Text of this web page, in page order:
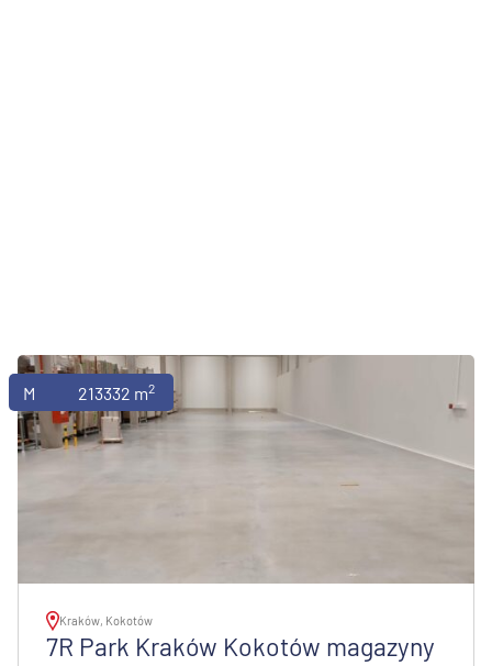
Magazyny213332 m2
Kraków, Kokotów
7R Park Kraków Kokotów magazyny